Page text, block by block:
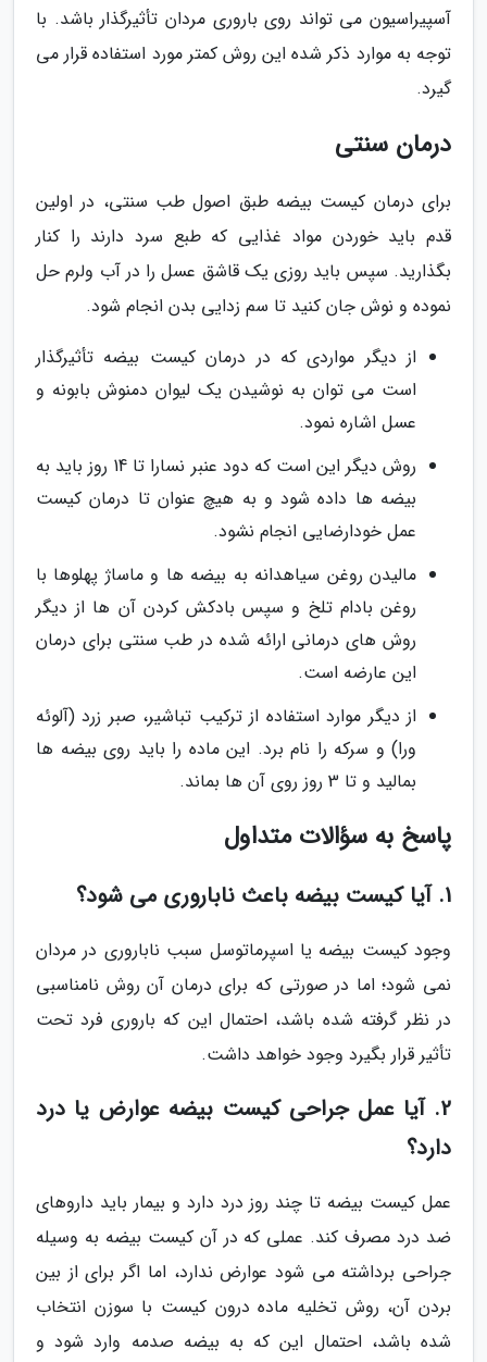
آسپیراسیون می تواند روی باروری مردان تأثیرگذار باشد. با
توجه به موارد ذکر شده این روش کمتر مورد استفاده قرار می
گیرد.
درمان سنتی
برای درمان کیست بیضه طبق اصول طب سنتی، در اولین
قدم باید خوردن مواد غذایی که طبع سرد دارند را کنار
بگذارید. سپس باید روزی یک قاشق عسل را در آب ولرم حل
نموده و نوش جان کنید تا سم زدایی بدن انجام شود.
از دیگر مواردی که در درمان کیست بیضه تأثیرگذار
است می توان به نوشیدن یک لیوان دمنوش بابونه و
عسل اشاره نمود.
روش دیگر این است که دود عنبر نسارا تا 14 روز باید به
بیضه ها داده شود و به هیچ عنوان تا درمان کیست
عمل خودارضایی انجام نشود.
مالیدن روغن سیاهدانه به بیضه ها و ماساژ پهلوها با
روغن بادام تلخ و سپس بادکش کردن آن ها از دیگر
روش های درمانی ارائه شده در طب سنتی برای درمان
این عارضه است.
از دیگر موارد استفاده از ترکیب تباشیر، صبر زرد (آلوئه
ورا) و سرکه را نام برد. این ماده را باید روی بیضه ها
بمالید و تا 3 روز روی آن ها بماند.
پاسخ به سؤالات متداول
1. آیا کیست بیضه باعث ناباروری می شود؟
وجود کیست بیضه یا اسپرماتوسل سبب ناباروری در مردان
نمی شود؛ اما در صورتی که برای درمان آن روش نامناسبی
در نظر گرفته شده باشد، احتمال این که باروری فرد تحت
تأثیر قرار بگیرد وجود خواهد داشت.
2. آیا عمل جراحی کیست بیضه عوارض یا درد
دارد؟
عمل کیست بیضه تا چند روز درد دارد و بیمار باید داروهای
ضد درد مصرف کند. عملی که در آن کیست بیضه به وسیله
جراحی برداشته می شود عوارض ندارد، اما اگر برای از بین
بردن آن، روش تخلیه ماده درون کیست با سوزن انتخاب
شده باشد، احتمال این که به بیضه صدمه وارد شود و